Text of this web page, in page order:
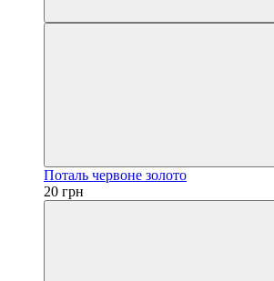
Поталь червоне золото
20 грн